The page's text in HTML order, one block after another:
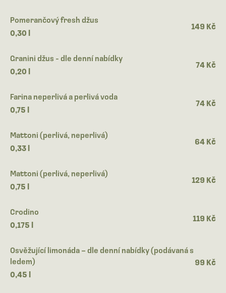
Pomerančový fresh džus
0,30 l
149 Kč
Granini džus - dle denní nabídky
0,20 l
74 Kč
Farina neperlivá a perlivá voda
0,75 l
74 Kč
Mattoni (perlivá, neperlivá)
0,33 l
64 Kč
Mattoni (perlivá, neperlivá)
0,75 l
129 Kč
Crodino
0,175 l
119 Kč
Osvěžující limonáda – dle denní nabídky (podávaná s
ledem)
0,45 l
99 Kč